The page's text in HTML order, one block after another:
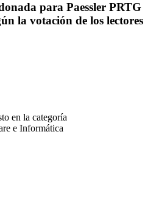
para Paessler PRTG
la votación de los lectores
en la categoría
e Informática